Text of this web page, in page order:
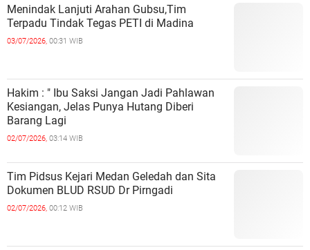
Menindak Lanjuti Arahan Gubsu,Tim
Terpadu Tindak Tegas PETI di Madina
03/07/2026, 00:31 WIB
Hakim : " Ibu Saksi Jangan Jadi Pahlawan
Kesiangan, Jelas Punya Hutang Diberi
Barang Lagi
02/07/2026, 03:14 WIB
Tim Pidsus Kejari Medan Geledah dan Sita
Dokumen BLUD RSUD Dr Pirngadi
02/07/2026, 00:12 WIB